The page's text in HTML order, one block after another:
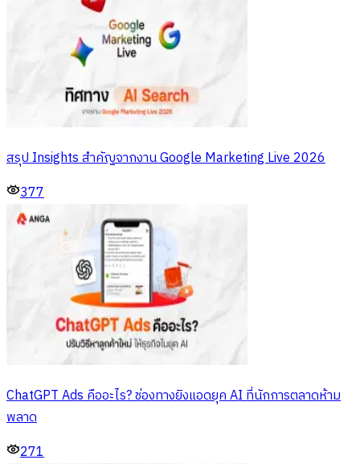
สรุป Insights สำคัญจากงาน Google Marketing Live 2026
377
ChatGPT Ads คืออะไร? ช่องทางยิงแอดยุค AI ที่นักการตลาดห้าม
พลาด
271